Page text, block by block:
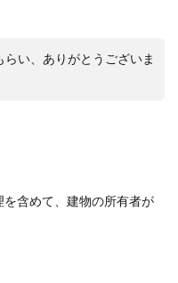
い、ありがとうございま
含めて、建物の所有者が